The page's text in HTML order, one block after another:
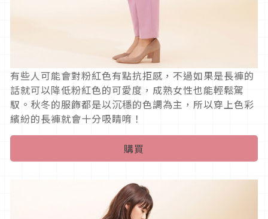
有些人可能會對粉紅色有點抗拒感，不過如果是長褲的
話就可以降低粉紅色的可愛度，成熟女性也能輕鬆駕
馭。秋冬的服飾都是以沉穩的色調為主，所以穿上色彩
繽紛的長褲就會十分吸睛唷！
購買